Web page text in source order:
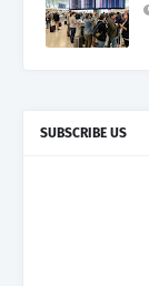
SUBSCRIBE US